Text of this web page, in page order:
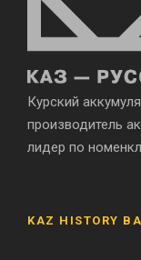
Курский
производитель
лидер по
KAZ HISTORY